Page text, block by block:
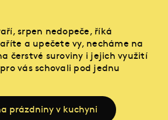
srpen nedopeče, říká
a upečete vy, necháme na
čerstvé suroviny i jejich využití
vás schovali pod jednu
prázdniny v kuchyni